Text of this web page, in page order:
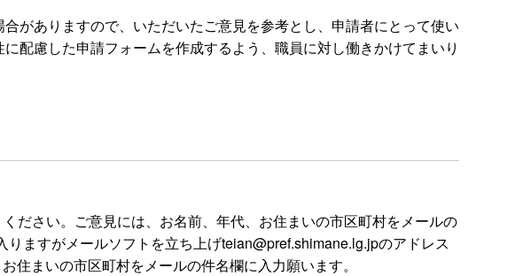
がありますので、いただいたご意見を参考とし、申請者にとって使い
配慮した申請フォームを作成するよう、職員に対し働きかけてまいり
ださい。ご意見には、お名前、年代、お住まいの市区町村をメールの
ますがメールソフトを立ち上げteian@pref.shimane.lg.jpのアドレス
まいの市区町村をメールの件名欄に入力願います。